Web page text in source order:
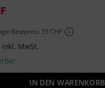
Bestpreis: 35 CHF
inkl. MwSt.
IN DEN WARENKORB